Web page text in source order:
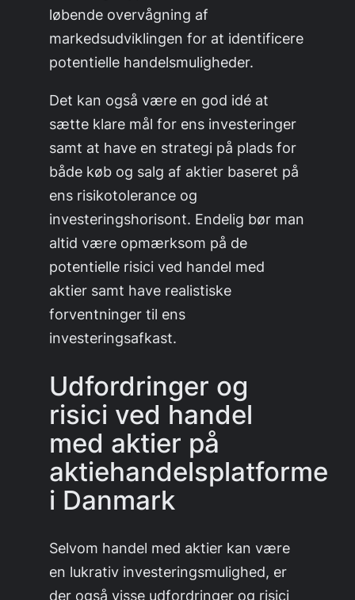
løbende overvågning af
markedsudviklingen for at identificere
potentielle handelsmuligheder.
Det kan også være en god idé at
sætte klare mål for ens investeringer
samt at have en strategi på plads for
både køb og salg af aktier baseret på
ens risikotolerance og
investeringshorisont. Endelig bør man
altid være opmærksom på de
potentielle risici ved handel med
aktier samt have realistiske
forventninger til ens
investeringsafkast.
Udfordringer og
risici ved handel
med aktier på
aktiehandelsplatforme
i Danmark
Selvom handel med aktier kan være
en lukrativ investeringsmulighed, er
der også visse udfordringer og risici